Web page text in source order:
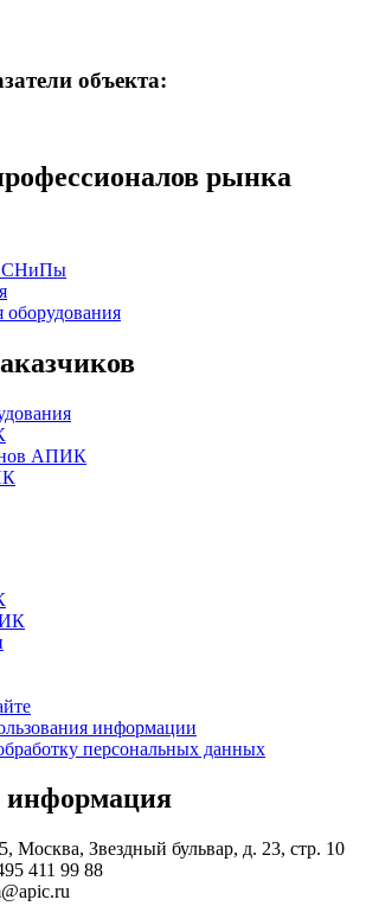
объекта:
рынка
СНиПы
АПИК
информации
персональных данных
информация
Москва, Звездный бульвар, д. 23, стр. 10
411 99 88